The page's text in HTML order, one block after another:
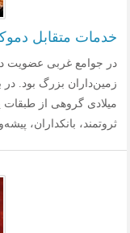
خدمات متقابل
در جوامع غربی عضویت
زمین‌داران بزرگ بود.
میلادی گروهی از طبقات
ثروتمند، بانکداران،